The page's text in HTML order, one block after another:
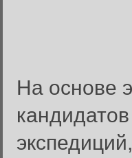
На основе